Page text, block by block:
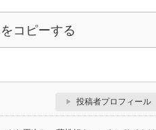
コピーする
投稿者プロフィール